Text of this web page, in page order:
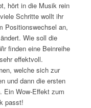
hört in die Musik rein
Schritte wollt ihr
Positionswechsel an,
Wie soll die
finden eine Beinreihe
effektvoll.
welche sich zur
und dann die ersten
Ein Wow-Effekt zum
passt!